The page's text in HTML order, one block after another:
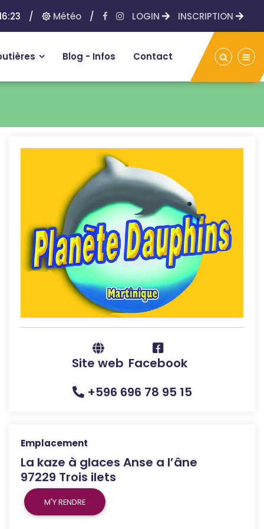
/ Météo / LOGIN INSCRIPTION
Blog - Infos Contact
Site web Facebook
+596 696 78 95 15
Emplacement
La kaze à glaces Anse a l’âne
97229 Trois ilets
M'Y RENDRE